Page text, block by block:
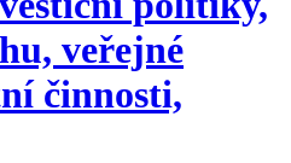
veřejné
činnosti,